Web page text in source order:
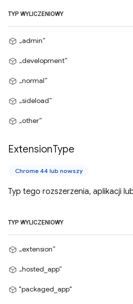
TYP WYLICZENIOWY
„admin”
„development”
„normal”
„sideload”
„other”
ExtensionType
Chrome 44 lub nowszy
Typ tego rozszerzenia, aplikacji
TYP WYLICZENIOWY
„extension”
„hosted_app”
"packaged_app"